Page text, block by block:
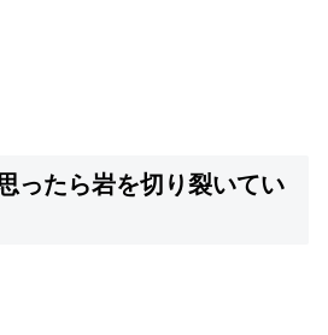
ったら岩を切り裂いてい